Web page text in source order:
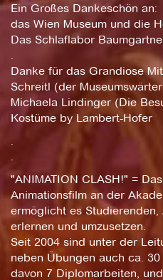
Ein Großes Dankeschön an:
das Wien Museum und die
Das Schlaflabor
Danke für das Grandiose
Schreitl (der
Michaela Lindinger (Die
Kostüme by Lambert-Hofer
"ANIMATION CLASH!" =
Animationsfilm an der
ermöglicht es
erlernen und umzusetzen.
Seit 2004 sind unter der
neben Übungen auch ca. 30
davon 7 Diplomarbeiten,